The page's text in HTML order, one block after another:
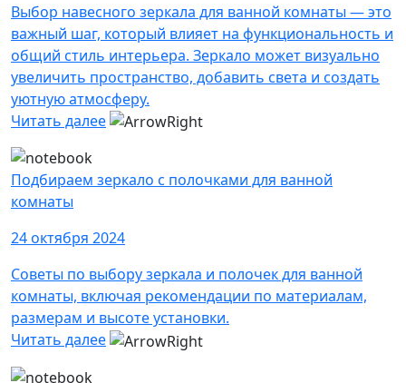
Выбор навесного зеркала для ванной комнаты — это
важный шаг, который влияет на функциональность и
общий стиль интерьера. Зеркало может визуально
увеличить пространство, добавить света и создать
уютную атмосферу.
Читать далее
Подбираем зеркало с полочками для ванной
комнаты
24 октября 2024
Советы по выбору зеркала и полочек для ванной
комнаты, включая рекомендации по материалам,
размерам и высоте установки.
Читать далее